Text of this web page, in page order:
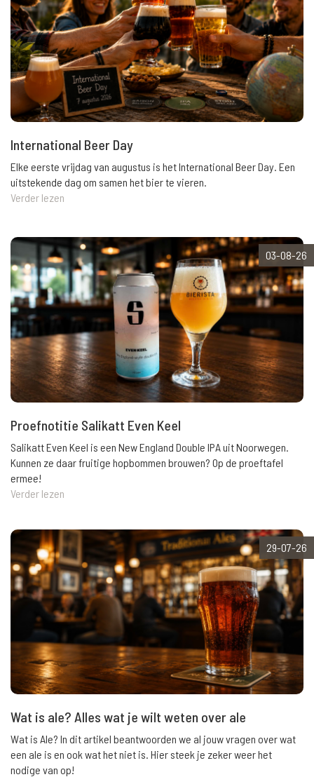
International Beer Day
Elke eerste vrijdag van augustus is het International Beer Day. Een
uitstekende dag om samen het bier te vieren.
Verder lezen
03-08-26
Proefnotitie Salikatt Even Keel
Salikatt Even Keel is een New England Double IPA uit Noorwegen.
Kunnen ze daar fruitige hopbommen brouwen? Op de proeftafel
ermee!
Verder lezen
29-07-26
Wat is ale? Alles wat je wilt weten over ale
Wat is Ale? In dit artikel beantwoorden we al jouw vragen over wat
een ale is en ook wat het niet is. Hier steek je zeker weer het
nodige van op!